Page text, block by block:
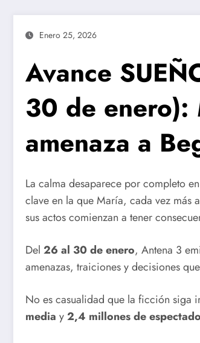
Enero 25, 2026
Avance
30 de
amenaza a
La calma desaparece por completo en
clave en la que María, cada vez más
sus actos comienzan a tener
Del 26 al 30 de enero, Antena 3
amenazas, traiciones y decisiones
No es casualidad que la ficción siga
media y2,4 millones de